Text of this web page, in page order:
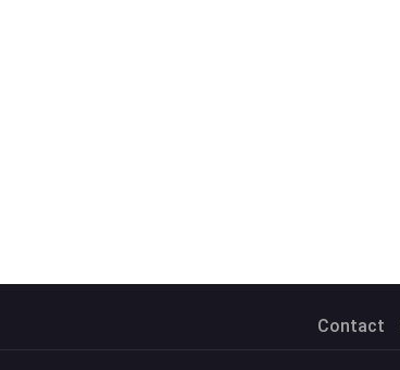
Contact